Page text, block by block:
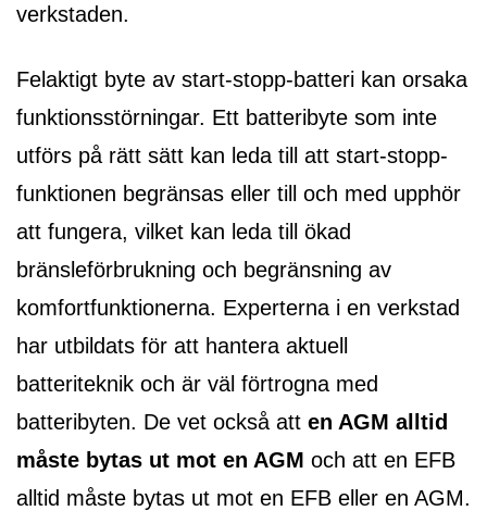
verkstaden.
Felaktigt byte av start-stopp-batteri kan orsaka
funktionsstörningar. Ett batteribyte som inte
utförs på rätt sätt kan leda till att start-stopp-
funktionen begränsas eller till och med upphör
att fungera, vilket kan leda till ökad
bränsleförbrukning och begränsning av
komfortfunktionerna. Experterna i en verkstad
har utbildats för att hantera aktuell
batteriteknik och är väl förtrogna med
batteribyten. De vet också att en AGM alltid
måste bytas ut mot en AGM och att en EFB
alltid måste bytas ut mot en EFB eller en AGM.